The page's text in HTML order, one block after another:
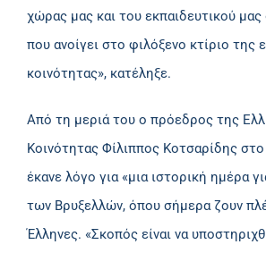
χώρας μας και του εκπαιδευτικού
που ανοίγει στο φιλόξενο κτίριο της
κοινότητας», κατέληξε.
Από τη μεριά του ο πρόεδρος της
Κοινότητας Φίλιππος Κοτσαρίδης
έκανε λόγο για «μια ιστορική ημέρα
των Βρυξελλών, όπου σήμερα ζουν
Έλληνες. «Σκοπός είναι να